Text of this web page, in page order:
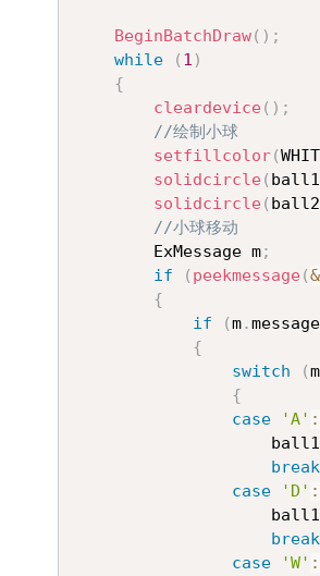
BeginBatchDraw( ) ;
while
( 1 )
{
cleardevice( ) ;
//绘制小球
setfillcolor(
solidcircle( ball1
solidcircle( ball2
//小球移动
		ExMessage m
;
if
( peekmessage(&
{
if
(m.message
{
switch
(m
{
case
'A' :
					ball1
break
case
'D' :
					ball1
break
case
'W' :